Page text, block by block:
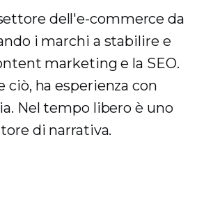
dell'e-commerce da
i marchi a stabilire e
marketing e la SEO.
ciò, ha esperienza con
Nel tempo libero è uno
di narrativa.